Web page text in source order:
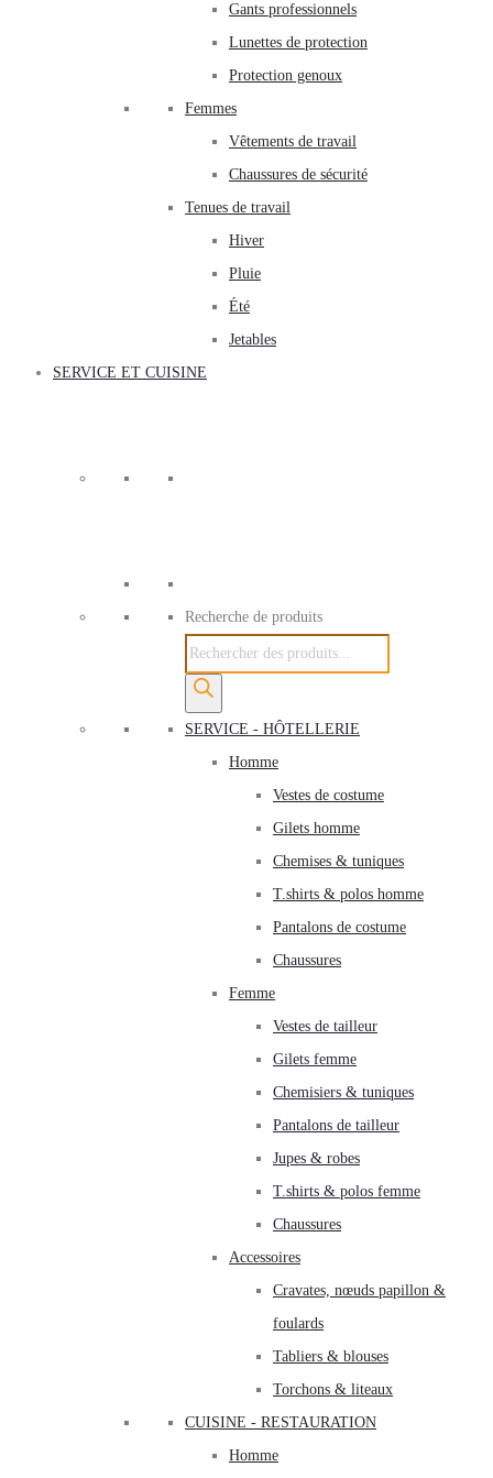
Gants professionnels
Lunettes de protection
Protection genoux
Femmes
Vêtements de travail
Chaussures de sécurité
Tenues de travail
Hiver
Pluie
Été
Jetables
SERVICE ET CUISINE
Recherche de produits
SERVICE - HÔTELLERIE
Homme
Vestes de costume
Gilets homme
Chemises & tuniques
T.shirts & polos homme
Pantalons de costume
Chaussures
Femme
Vestes de tailleur
Gilets femme
Chemisiers & tuniques
Pantalons de tailleur
Jupes & robes
T.shirts & polos femme
Chaussures
Accessoires
Cravates, nœuds papillon &
foulards
Tabliers & blouses
Torchons & liteaux
CUISINE - RESTAURATION
Homme